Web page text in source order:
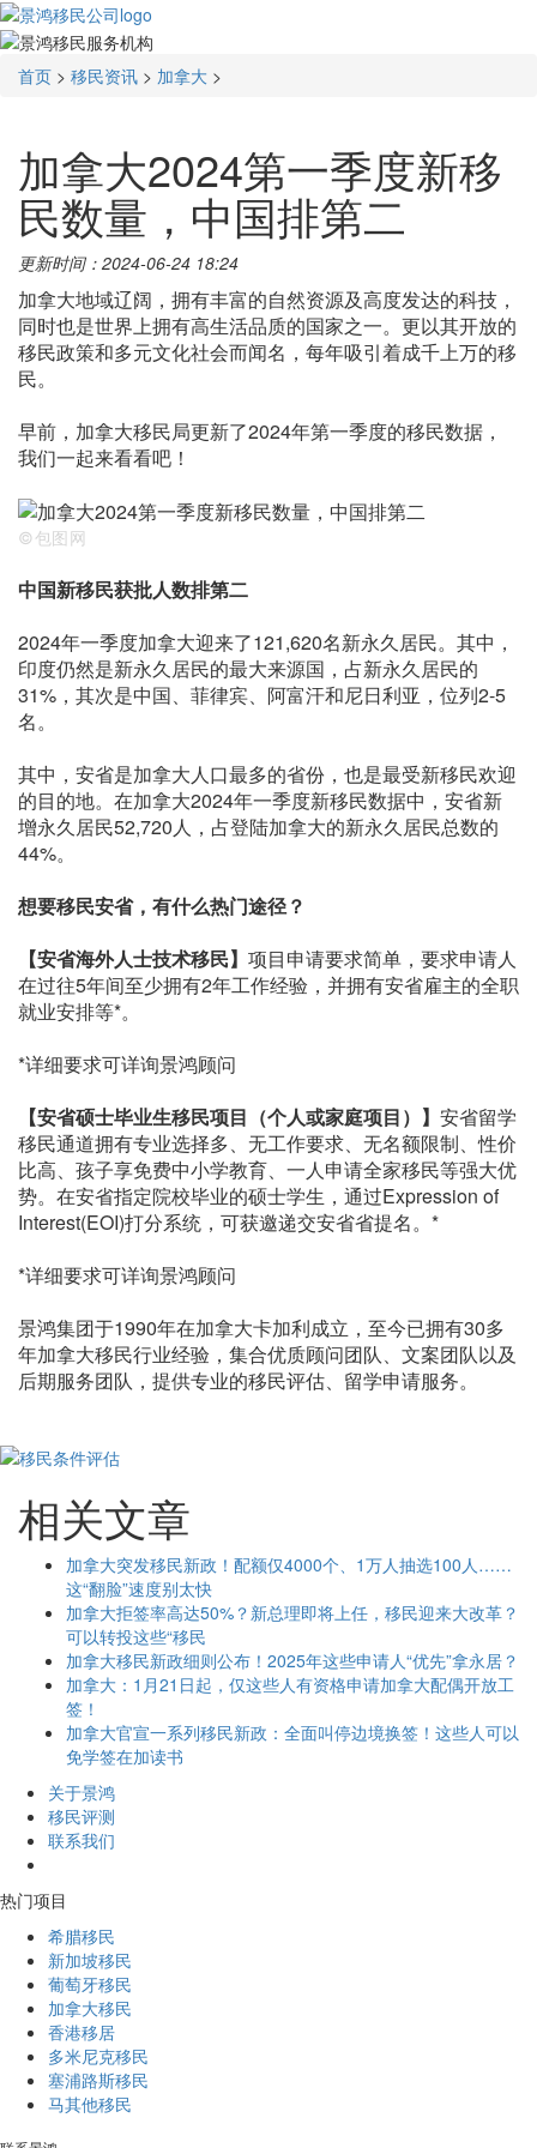
首页 > 移民资讯 > 加拿大 >
加拿大2024第一季度新移
民数量，中国排第二
更新时间：2024-06-24 18:24
加拿大地域辽阔，拥有丰富的自然资源及高度发达的科技，
同时也是世界上拥有高生活品质的国家之一。更以其开放的
移民政策和多元文化社会而闻名，每年吸引着成千上万的移
民。
早前，加拿大移民局更新了2024年第一季度的移民数据，
我们一起来看看吧！
©包图网
中国新移民获批人数排第二
2024年一季度加拿大迎来了121,620名新永久居民。其中，
印度仍然是新永久居民的最大来源国，占新永久居民的
31%，其次是中国、菲律宾、阿富汗和尼日利亚，位列2-5
名。
其中，安省是加拿大人口最多的省份，也是最受新移民欢迎
的目的地。在加拿大2024年一季度新移民数据中，安省新
增永久居民52,720人，占登陆加拿大的新永久居民总数的
44%。
想要移民安省，有什么热门途径？
【安省海外人士技术移民】 项目申请要求简单，要求申请人
在过往5年间至少拥有2年工作经验，并拥有安省雇主的全职
就业安排等*。
*详细要求可详询景鸿顾问
【安省硕士毕业生移民项目（个人或家庭项目）】 安省留学
移民通道拥有专业选择多、无工作要求、无名额限制、性价
比高、孩子享免费中小学教育、一人申请全家移民等强大优
势。在安省指定院校毕业的硕士学生，通过Expression of
Interest(EOI)打分系统，可获邀递交安省省提名。*
*详细要求可详询景鸿顾问
景鸿集团于1990年在加拿大卡加利成立，至今已拥有30多
年加拿大移民行业经验，集合优质顾问团队、文案团队以及
后期服务团队，提供专业的移民评估、留学申请服务。
相关文章
加拿大突发移民新政！配额仅4000个、1万人抽选100人……
这“翻脸”速度别太快
加拿大拒签率高达50%？新总理即将上任，移民迎来大改革？
可以转投这些“移民
加拿大移民新政细则公布！2025年这些申请人“优先”拿永居？
加拿大：1月21日起，仅这些人有资格申请加拿大配偶开放工
签！
加拿大官宣一系列移民新政：全面叫停边境换签！这些人可以
免学签在加读书
关于景鸿
移民评测
联系我们
热门项目
希腊移民
新加坡移民
葡萄牙移民
加拿大移民
香港移居
多米尼克移民
塞浦路斯移民
马其他移民